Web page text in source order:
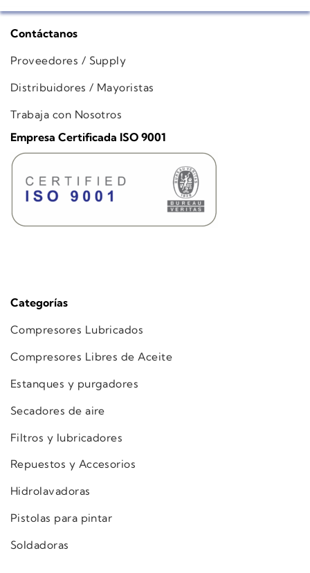
Categorías
Compresores Lubricados
Compresores Libres de Aceite
Estanques y purgadores
Secadores de aire
Filtros y lubricadores
Repuestos y Accesorios
Hidrolavadoras
Pistolas para pintar
Soldadoras
Contáctanos
Proveedores / Supply
Distribuidores / Mayoristas
Trabaja con Nosotros
Empresa Certificada ISO 9001